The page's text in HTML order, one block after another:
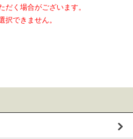
だく場合がございます。
択できません。